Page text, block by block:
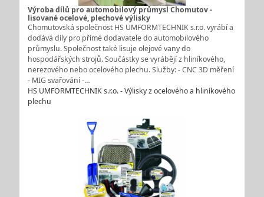
Výroba dílů pro automobilový průmysl Chomutov -
lisované ocelové, plechové výlisky
Chomutovská společnost HS UMFORMTECHNIK s.r.o. vyrábí a
dodává díly pro přímé dodavatele do automobilového
průmyslu. Společnost také lisuje olejové vany do
hospodářských strojů. Součástky se vyrábějí z hliníkového,
nerezového nebo ocelového plechu. Služby: - CNC 3D měření
- MIG svařování -…
HS UMFORMTECHNIK s.r.o. - Výlisky z ocelového a hliníkového
plechu